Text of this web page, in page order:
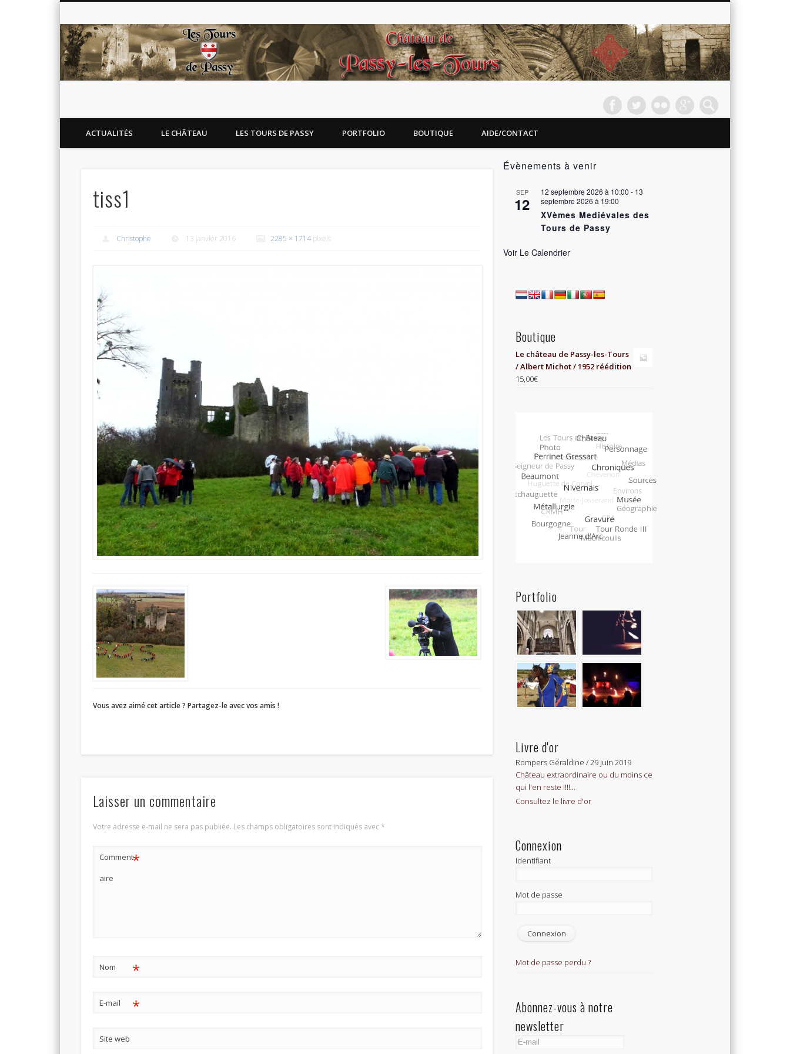
Blog de l'association Les Tours de Passy
ACTUALITÉS LE CHÂTEAU LES TOURS DE PASSY PORTFOLIO BOUTIQUE AIDE/CONTACT
tiss1
Christophe 13 janvier 2016 2285 × 1714 pixels
Vous avez aimé cet article ? Partagez-le avec vos amis !
Laisser un commentaire
Votre adresse e-mail ne sera pas publiée. Les champs obligatoires sont indiqués avec*
Comment
aire
*
Nom *
E-mail *
Site web
Évènements à venir
SEP
12
12 septembre 2026 à 10:00 - 13
septembre 2026 à 19:00
XVèmes Mediévales des
Tours de Passy
Voir Le Calendrier
Boutique
Le château de Passy-les-Tours
/ Albert Michot / 1952 réédition
15,00€
Portfolio
Livre d'or
Rompers Géraldine /29 juin 2019
Château extraordinaire ou du moins ce
qui l'en reste !!!!...
Consultez le livre d'or
Connexion
Identifiant
Mot de passe
Mot de passe perdu ?
Abonnez-vous à notre
newsletter